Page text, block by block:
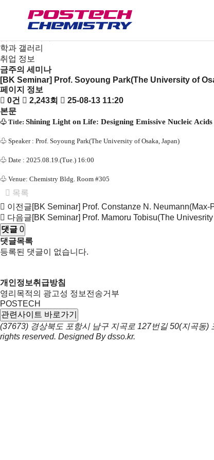
공지사항
학과 갤러리
취업 정보
금주의 세미나
[BK Seminar] Prof. Soyoung Park(The University of
페이지 정보
0건
2,243회
25-08-13 11:20
본문
♧ Title: Shining Light on Life: Designing Emissive Nucleic
♧ Speaker : Prof. Soyoung Park(The University of Osaka, Japan)
♧ Date : 2025.08.19.(Tue.) 16:00
♧ Venue: Chemistry Bldg. Room #305
목록
이전글[BK Seminar] Prof. Constanze N.
다음글[BK Seminar] Prof. Mamoru Tobisu(The
댓글 0
댓글목록
등록된 댓글이 없습니다.
개인정보취급방침
영리목적의 광고성 정보전송거부
POSTECH
관련사이트 바로가기
(37673) 경상북도 포항시 남구 지곡로 127번길 50(지곡동)
rights reserved. Designed Bydsso.kr.